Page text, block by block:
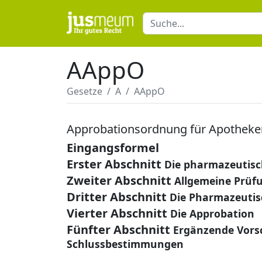
AAppO
Gesetze A AAppO
Approbationsordnung für
Eingangsformel
Erster Abschnitt Die
Zweiter Abschnitt Allgemeine
Dritter Abschnitt Die
Vierter Abschnitt Die Approbation
Fünfter Abschnitt Ergänzende
Schlussbestimmungen